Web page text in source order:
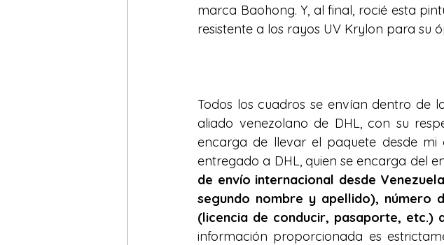
marca Baohong. Y, al final, rocié esta
resistente a los rayos UV Krylon para su
Todos los cuadros se envían dentro de
aliado venezolano de DHL, con su
encarga de llevar el paquete desde mi
entregado a DHL, quien se encarga del
de envío internacional desde
segundo nombre y apellido),
(licencia de conducir, pasaporte, etc.)
información proporcionada es